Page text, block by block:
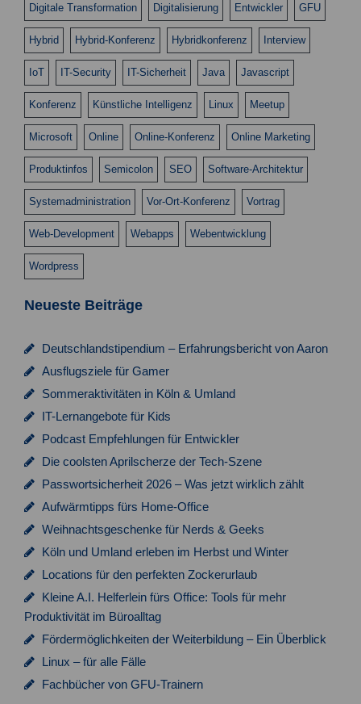
Digitale Transformation Digitalisierung Entwickler GFU
Hybrid Hybrid-Konferenz Hybridkonferenz Interview
IoT IT-Security IT-Sicherheit Java Javascript
Konferenz Künstliche Intelligenz Linux Meetup
Microsoft Online Online-Konferenz Online Marketing
Produktinfos Semicolon SEO Software-Architektur
Systemadministration Vor-Ort-Konferenz Vortrag
Web-Development Webapps Webentwicklung
Wordpress
Neueste Beiträge
Deutschlandstipendium – Erfahrungsbericht von Aaron
Ausflugsziele für Gamer
Sommeraktivitäten in Köln & Umland
IT-Lernangebote für Kids
Podcast Empfehlungen für Entwickler
Die coolsten Aprilscherze der Tech-Szene
Passwortsicherheit 2026 – Was jetzt wirklich zählt
Aufwärmtipps fürs Home-Office
Weihnachtsgeschenke für Nerds & Geeks
Köln und Umland erleben im Herbst und Winter
Locations für den perfekten Zockerurlaub
Kleine A.I. Helferlein fürs Office: Tools für mehr
Produktivität im Büroalltag
Fördermöglichkeiten der Weiterbildung – Ein Überblick
Linux – für alle Fälle
Fachbücher von GFU-Trainern